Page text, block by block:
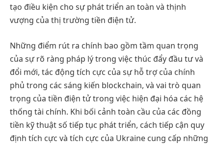
tạo điều kiện cho sự phát triển an toàn và thịnh
vượng của thị trường tiền điện tử.
Những điểm rút ra chính bao gồm tầm quan trọng
của sự rõ ràng pháp lý trong việc thúc đẩy đầu tư và
đổi mới, tác động tích cực của sự hỗ trợ của chính
phủ trong các sáng kiến blockchain, và vai trò quan
trọng của tiền điện tử trong việc hiện đại hóa các hệ
thống tài chính. Khi bối cảnh toàn cầu của các đồng
tiền kỹ thuật số tiếp tục phát triển, cách tiếp cận quy
định tích cực và tích cực của Ukraine cung cấp những